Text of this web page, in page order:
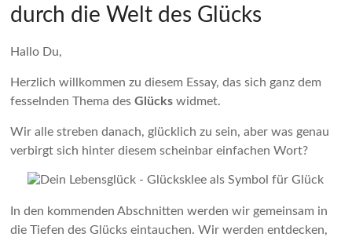
durch die Welt des Glücks
Hallo Du,
Herzlich willkommen zu diesem Essay, das sich ganz dem
fesselnden Thema desGlücks widmet.
Wir alle streben danach, glücklich zu sein, aber was genau
verbirgt sich hinter diesem scheinbar einfachen Wort?
In den kommenden Abschnitten werden wir gemeinsam in
die Tiefen des Glücks eintauchen. Wir werden entdecken,